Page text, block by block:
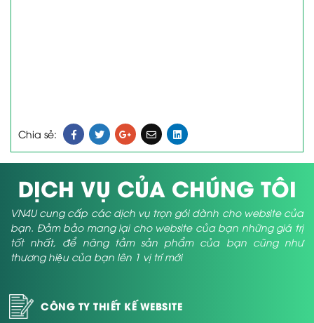
Chia sẻ:
DỊCH VỤ CỦA CHÚNG TÔI
VN4U cung cấp các dịch vụ trọn gói dành cho website của
bạn. Đảm bảo mang lại cho website của bạn những giá trị
tốt nhất, để nâng tầm sản phẩm của bạn cũng như
thương hiệu của bạn lên 1 vị trí mới
CÔNG TY THIẾT KẾ WEBSITE